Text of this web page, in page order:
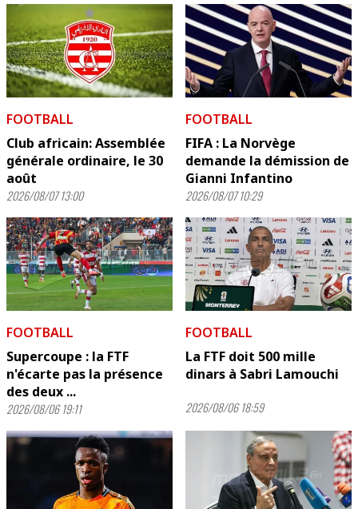
FOOTBALL
Club africain: Assemblée
générale ordinaire, le 30
août
2026/08/07 13:00
FOOTBALL
FIFA : La Norvège
demande la démission de
Gianni Infantino
2026/08/07 10:29
FOOTBALL
Supercoupe : la FTF
n'écarte pas la présence
des deux ...
2026/08/06 19:11
FOOTBALL
La FTF doit 500 mille
dinars à Sabri Lamouchi
2026/08/06 18:59